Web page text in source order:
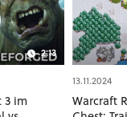
2:13
3 im
13.11.2024
Warcraft